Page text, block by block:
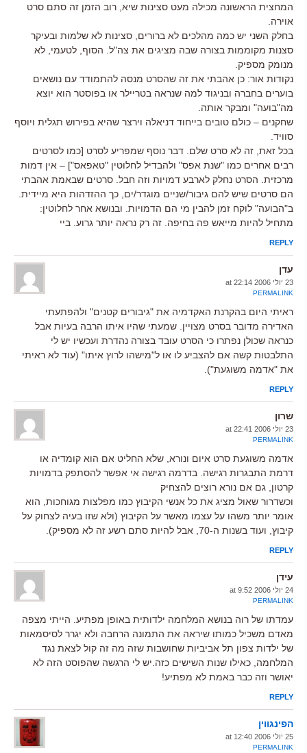
המחצית הראשונה מכילה מעט סצינות שיא, רוב הזמן זה סתם סרט
אוירה.
בחלק השני יש כמה מהלכים לא ברורים, סצינות לא שלמות ובעיקר
סצנות מקוממות בצורה שבה מציגים את צה"ל. הסוף, לטעמי, לא
מנומק מספיק.
נקודות אור: כן אהבתי את זה שהסרט מנסה להתמודד עם נושאים
בוערים בחברה ובניגוד למה שנראה בטריילר או בפוסטר הוא יוצא
מה"בועה" ומבקר אותה.
שחקנים – כולם טובים בייחוד דניאלה וירצר שהיא בפירוש תגלית ויוסף
סוויד.
בכל זאת, זה לא סרט שלם. דבר נוסף שמפריע לסרט [כמו לסרטים
רבים אחרים כמו "שנת אפס" ולהבדיל לחלוטין "טאפאס"] – אין דמות
מרכזית. הסרט נחלק לארבע דמויות וזה חבל. סרטים שבאמת אהבתי
הם סרטים שיש להם גיבור/שניים מוגדר/ים, כך ההזדהות היא מיידית.
ב"הבועה" לוקח זמן להבין מי הם הדמויות. ובנושא אחר לחלוטין:
מתחיל להיות מייאש פה בחיפה. זה רק נראה יותר גרוע. ביי
REPLY
עדן
23 יולי 2006 at 22:14
PERMALINK
ראיתי היום בהקרנת האקדמיה את "גיבורים קטנים" ולהפתעתי
האדירה מדובר בסרט מצויין. שמעתי שהיו איתו הרבה בעיות אבל
כנראה שכולן נפתרו כי הסרט עובד בצורה נהדרת ועכשיו יש לי
התלבטות קשה אם להצביע לו או ל"מישהו לרוץ איתו" (עוד לא ראיתי
את "אדמה משוגעת").
REPLY
שרון
23 יולי 2006 at 22:41
PERMALINK
אדמה משוגעת סרט איום ונורא, שלא החליט אם הוא קומדיה או
דרמת התבגרות רגישה. בדרמה רגישה אי אפשר להסתפק בדמויות
קרטון, גם אם נורא רוצים להצחיק
וכשדרור שאול מציג את כל אנשי הקיבוץ כמו מפלצות מגוחכות, הוא
אומר יותר משהו על עצמו מאשר על הקיבוץ (ולא שזו בעיה לצחוק על
קיבוץ, ועוד בשנות ה-70, אבל להיות סתם רשע זה לא מספיק).
REPLY
עידן
24 יולי 2006 at 9:52
PERMALINK
עמדתו של רוה בנושא המלחמה ילדותית באופן מפתיע. הייתי מצפה
מאדם משכיל כמותו שיראה את התמונה הרחבה ולא יגרר לסיסמאות
של ילדות צפון תל אביביות שחושבות שזה מה זה קול לצאת נגד
המלחמה, כאילו שנות השישים כזה.יש לי הרגשה שהפוסט הזה לא
יאושר וזה כבר באמת לא מפתיע!
REPLY
הפינגווין
25 יולי 2006 at 12:40
PERMALINK